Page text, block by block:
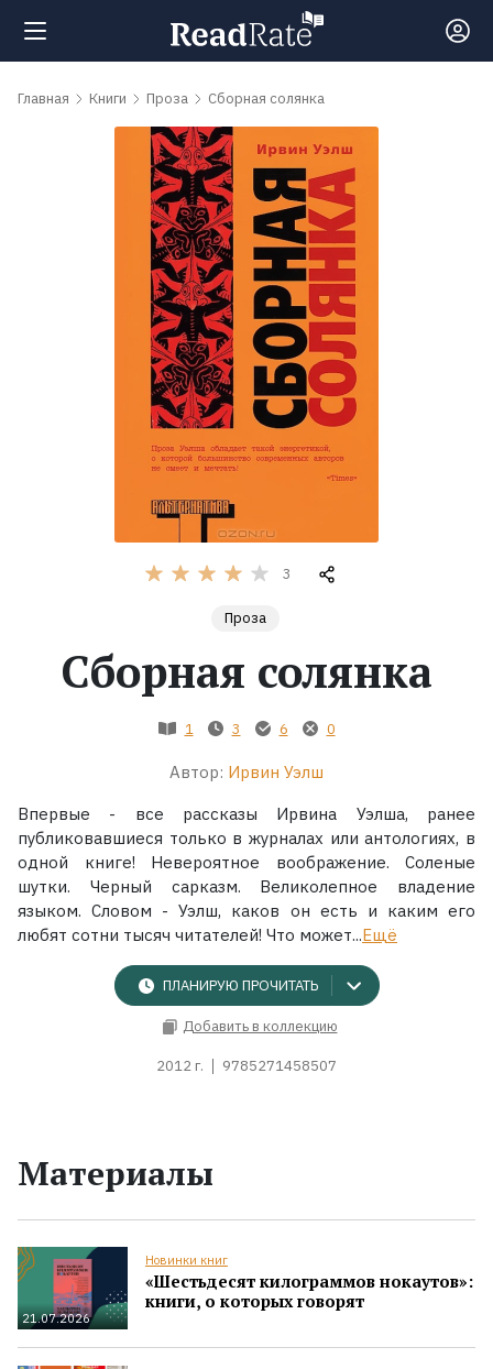
Поиск
обсуждаемые
Экранизации
Главная Книги Проза Сборная солянка
3
Проза
Сборная солянка
1 3 6 0
Автор: Ирвин Уэлш
Впервые - все рассказы Ирвина Уэлша, ранее
публиковавшиеся только в журналах или антологиях, в
одной книге! Невероятное воображение. Соленые
шутки. Черный сарказм. Великолепное владение
языком. Словом - Уэлш, каков он есть и каким его
любят сотни тысяч читателей! Что может...Ещё
ПЛАНИРУЮ ПРОЧИТАТЬ
Добавить в коллекцию
2012 г. 9785271458507
Материалы
21.07.2026
Новинки книг
«Шестьдесят килограммов нокаутов»:
книги, о которых говорят